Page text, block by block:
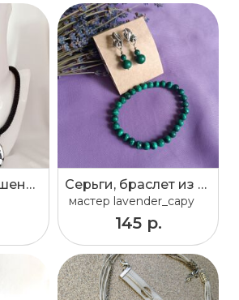
Комплект украшений Серьги, браслет из малахита (натуральный)
мастер lavender_capy
145 р.